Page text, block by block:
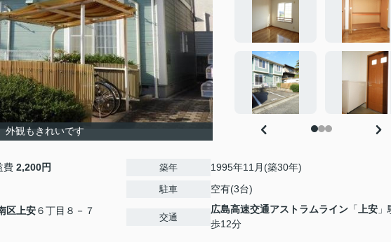
外観もきれいです
費 2,200円
区 上安６丁目８－７
築年 1995年11月(築30年)
駐車 空有(3台)
交通
広島高速交通アストラムライン 「 上安
歩12分